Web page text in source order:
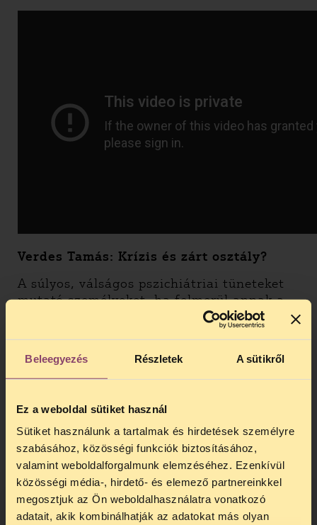
Beleegyezés Részletek A sütikről
Ez a weboldal sütiket használ
Sütiket használunk a tartalmak és hirdetések személyre
szabásához, közösségi funkciók biztosításához,
valamint weboldalforgalmunk elemzéséhez. Ezenkívül
közösségi média-, hirdető- és elemező partnereinkkel
megosztjuk az Ön weboldalhasználatra vonatkozó
adatait, akik kombinálhatják az adatokat más olyan
Verdes Tamás: Krízis és zárt osztály?
A súlyos, válságos pszichiátriai tüneteket
mutató személyeket, ha felmerül annak a
lehetősége, hogy magukra vagy másokra
gyógykezelés során zárt pszichiátriai
kórházi osztályon kezelik az érintetteket,
ami gyakorta napokig tartó
eszméletvesztéssel is járhat. A kötelező
gyógykezelés gyakorlata elterjedt az egész
világon, nincs olyan ország, ahol ne
használnák. Ugyanakkor a pszichiátriai
betegeket képviselő szervezetek szerint
súlyos jogsértést valósít meg a rendszer.